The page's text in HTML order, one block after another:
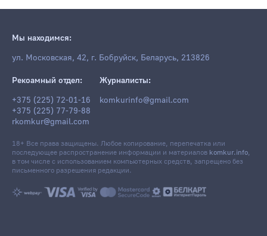
Мы находимся:
ул. Московская, 42, г. Бобруйск, Беларусь, 213826
Рекоамный отдел:
+375 (225) 72-01-16
+375 (225) 77-79-88
rkomkur@gmail.com
Журналисты:
komkurinfo@gmail.com
18+ Все права защищены. Любое копирование, перепечатка или
последующее распространение информации и материалов komkur.info,
в том числе с использованием компьютерных средств, запрещено без
письменного разрешения редакции.